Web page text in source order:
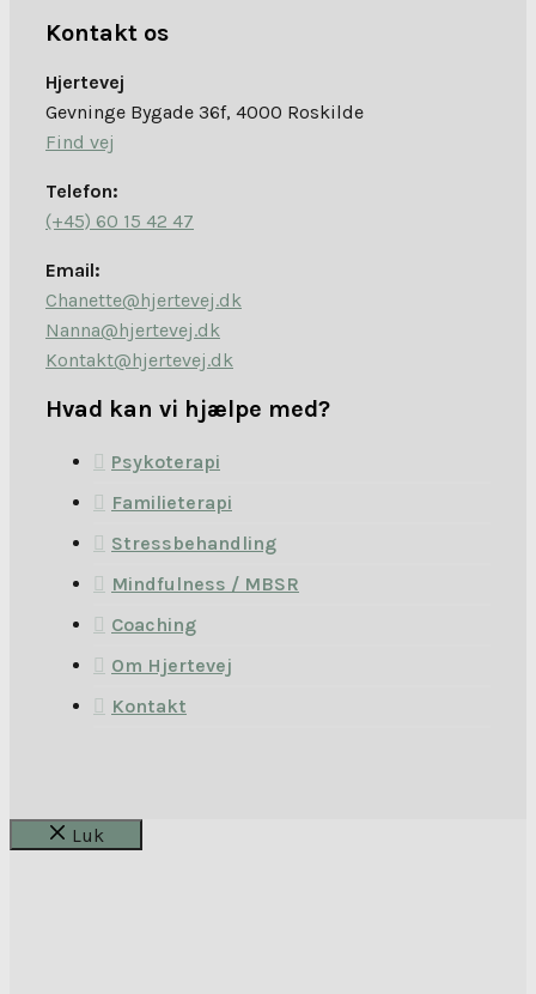
Kontakt os
Hjertevej
Gevninge Bygade 36f, 4000 Roskilde
Find vej
Telefon:
(+45) 60 15 42 47
Email:
Chanette@hjertevej.dk
Nanna@hjertevej.dk
Kontakt@hjertevej.dk
Hvad kan vi hjælpe med?
Psykoterapi
Familieterapi
Stressbehandling
Mindfulness / MBSR
Coaching
Om Hjertevej
Kontakt
Luk